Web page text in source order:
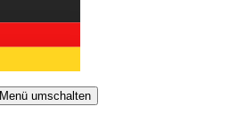
Menü umschalten